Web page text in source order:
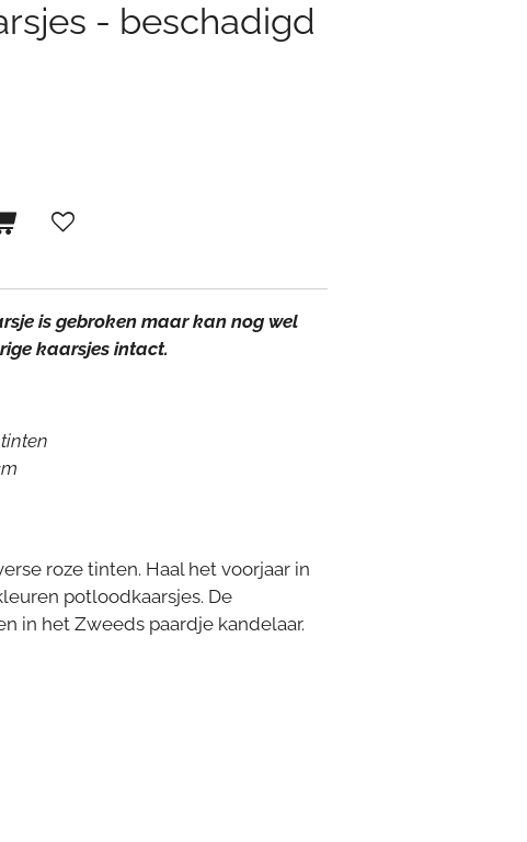
- beschadigd
is gebroken maar kan nog wel
kaarsjes intact.
roze tinten. Haal het voorjaar in
potloodkaarsjes. De
in het Zweeds paardje kandelaar.